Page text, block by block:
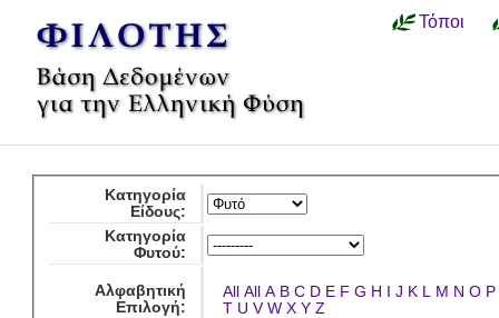
Τόποι
Κατηγορία
Είδους:
Κατηγορία
Φυτού:
Αλφαβητική
Επιλογή:
All All A B C D E F G H I J K L M N O P
T U V W X Y Z